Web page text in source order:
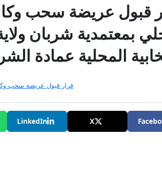
قبول عريضة سحب
بمعتمدية شربان
المحلية عمادة
قرار قبول عريضة سحب
X
LinkedIn